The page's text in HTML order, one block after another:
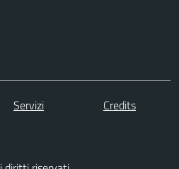
Servizi
Credits